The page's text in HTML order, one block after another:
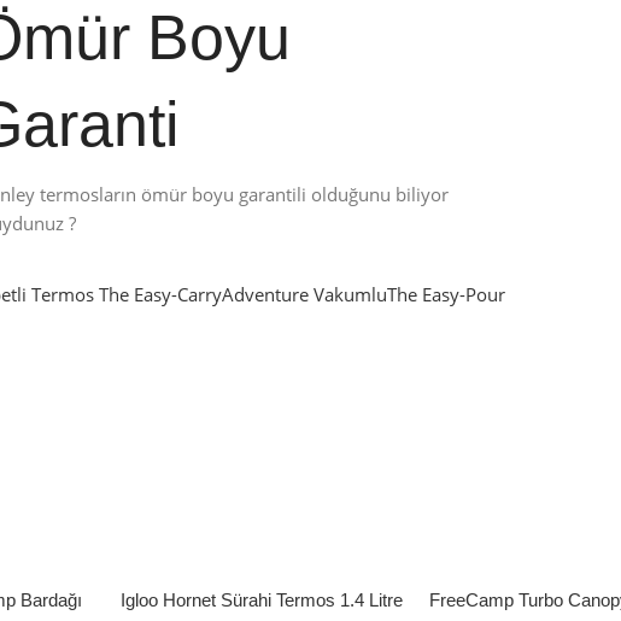
Boyu
termosların ömür boyu garantili olduğunu biliyor
?
TermosThe Easy-CarryAdventure VakumluThe Easy-Pour
Bardağı
Igloo Hornet Sürahi Termos 1.4 Litre
FreeCamp Turbo